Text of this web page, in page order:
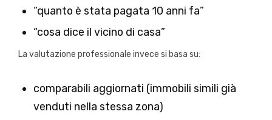
“quanto è stata pagata 10 anni fa”
“cosa dice il vicino di casa”
La valutazione professionale invece si basa su:
comparabili aggiornati (immobili simili già
venduti nella stessa zona)